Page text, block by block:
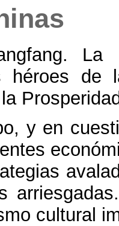
. La
héroes de
, y en
arriesgadas
cultural